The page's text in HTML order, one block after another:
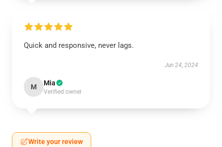
Quick and responsive, never lags.
Jun 24, 2024
M Mia
Verified owner
Write your review